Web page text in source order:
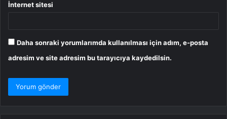
İnternet sitesi
Daha sonraki yorumlarımda kullanılması için adım, e-posta
adresim ve site adresim bu tarayıcıya kaydedilsin.